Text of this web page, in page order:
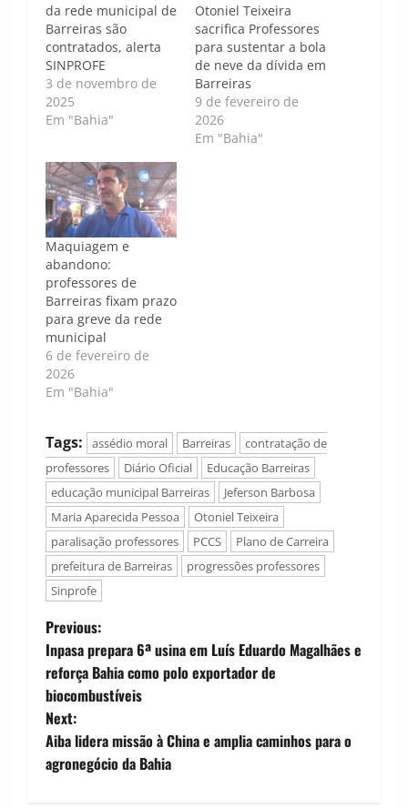
da rede municipal de
Barreiras são
contratados, alerta
SINPROFE
3 de novembro de
2025
Em "Bahia"
Otoniel Teixeira
sacrifica Professores
para sustentar a bola
de neve da dívida em
Barreiras
9 de fevereiro de
2026
Em "Bahia"
Maquiagem e
abandono:
professores de
Barreiras fixam prazo
para greve da rede
municipal
6 de fevereiro de
2026
Em "Bahia"
Tags: assédio moral Barreiras
contratação de
professores
Diário Oficial
Educação Barreiras
educação municipal Barreiras
Jeferson Barbosa
Maria Aparecida Pessoa
Otoniel Teixeira
paralisação professores
PCCS
Plano de Carreira
prefeitura de Barreiras
progressões professores
Sinprofe
P
o
s
t
n
Previous:
Inpasa prepara 6ª usina em Luís Eduardo Magalhães e
reforça Bahia como polo exportador de
biocombustíveis
Next:
Aiba lidera missão à China e amplia caminhos para o
agronegócio da Bahia